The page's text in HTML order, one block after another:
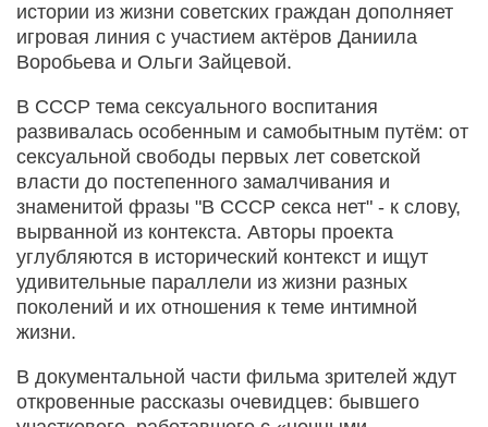
истории из жизни советских граждан дополняет
игровая линия с участием актёров Даниила
Воробьева и Ольги Зайцевой.
В СССР тема сексуального воспитания
развивалась особенным и самобытным путём: от
сексуальной свободы первых лет советской
власти до постепенного замалчивания и
знаменитой фразы "В СССР секса нет" - к слову,
вырванной из контекста. Авторы проекта
углубляются в исторический контекст и ищут
удивительные параллели из жизни разных
поколений и их отношения к теме интимной
жизни.
В документальной части фильма зрителей ждут
откровенные рассказы очевидцев: бывшего